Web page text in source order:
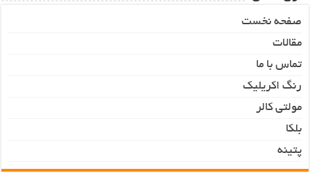
صفحه نخست
مقالات
تماس با ما
رنگ اکریلیک
مولتی کالر
بلکا
پتینه